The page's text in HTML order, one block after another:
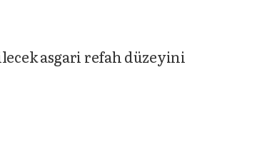
asgari refah düzeyini